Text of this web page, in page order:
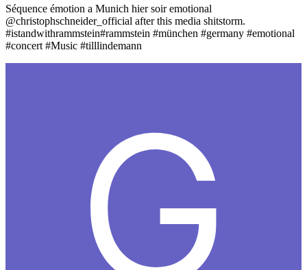
Séquence émotion a Munich hier soir emotional
@christophschneider_official after this media shitstorm.
#istandwithrammstein#rammstein #münchen #germany #emotional
#concert #Music #tilllindemann